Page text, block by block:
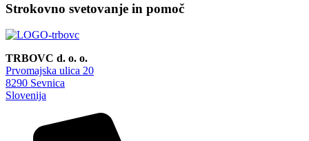
Strokovno svetovanje in pomoč
TRBOVC d. o. o.
Prvomajska ulica 20
8290 Sevnica
Slovenija